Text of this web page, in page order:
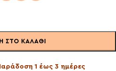
ΣΤΟ ΚΑΛΆΘΙ
1 έως 3 ημέρες